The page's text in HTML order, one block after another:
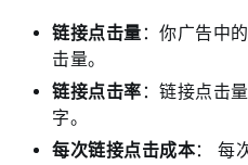
链接点击量：你广告中
击量。
链接点击率：链接点击
字。
每次链接点击成本： 每